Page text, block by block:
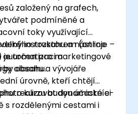
založený na grafech,
podmíněné a
toky využívající
rozsahu a nástroje –
automatizaci a
obsahu.
instruktorem (online
je určen pro marketingové
obsahu a vývojáře
úrovně, kteří chtějí
realizovat dynamické e-
s rozdělenými cestami i
kurzu budou účastníci